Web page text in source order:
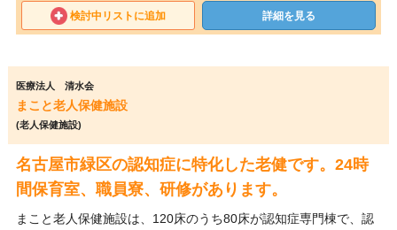
検討中リストに追加 詳細を見る
医療法人 清水会
まこと老人保健施設
(老人保健施設)
名古屋市緑区の認知症に特化した老健です。24時
間保育室、職員寮、研修があります。
まこと老人保健施設は、120床のうち80床が認知症専門棟で、認